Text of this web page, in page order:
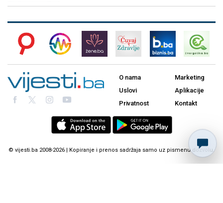
O nama
Uslovi
Privatnost
Marketing
Aplikacije
Kontakt
© vijesti.ba 2008-2026 | Kopiranje i prenos sadržaja samo uz pismenu dozvolu.